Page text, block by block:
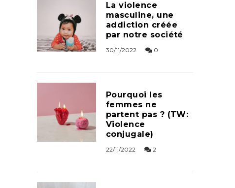
La violence
masculine, une
addiction créée
par notre société
30/11/2022 0
Pourquoi les
femmes ne
partent pas ? (TW:
Violence
conjugale)
22/11/2022 2